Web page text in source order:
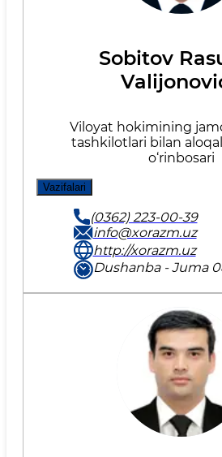
Sobitov
Viloyat hokimining
tashkilotlari bilan
o‘rinbosari
Vazifalari
(0362) 223-00-39
info@xorazm.uz
http://xorazm.uz
Dushanba - Juma